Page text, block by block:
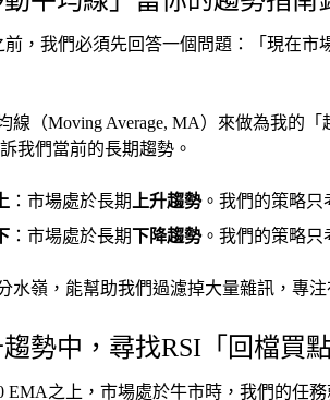
，我們必須先回答一個問題：「現在
線（Moving Average, MA）來做為我的
我們當前的長期趨勢。
：市場處於長期 上升趨勢。我們的策略只
：市場處於長期下降趨勢。我們的策略只
水嶺，能幫助我們過濾掉大量雜訊，專注
勢中，尋找RSI「回檔買點
EMA之上，市場處於牛市時，我們的任